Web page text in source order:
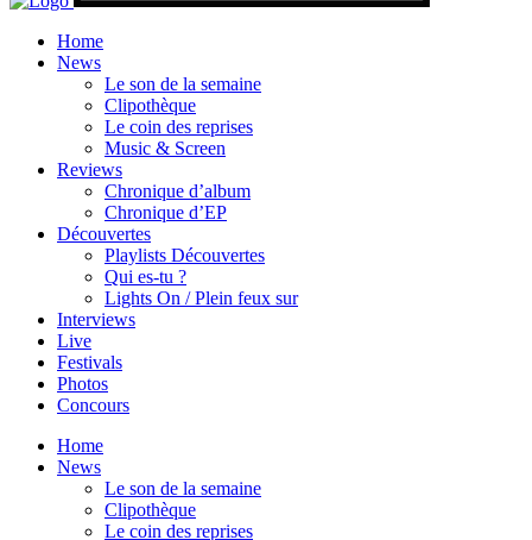
Home
News
Le son de la semaine
Clipothèque
Le coin des reprises
Music & Screen
Reviews
Chronique d’album
Chronique d’EP
Découvertes
Playlists Découvertes
Qui es-tu ?
Lights On / Plein feux sur
Interviews
Live
Festivals
Photos
Concours
Home
News
Le son de la semaine
Clipothèque
Le coin des reprises